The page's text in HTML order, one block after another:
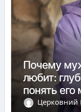
Почему
любит:
понять его
Церковний